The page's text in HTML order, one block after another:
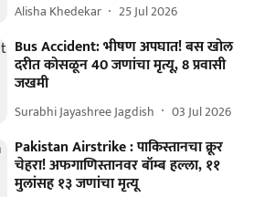
Alisha Khedekar 25 Jul 2026
Bus Accident: भीषण अपघात! बस खोल
दरीत कोसळून 40 जणांचा मृत्यू, 8 प्रवासी
जखमी
Surabhi Jayashree Jagdish 03 Jul 2026
Pakistan Airstrike : पाकिस्तानचा क्रूर
चेहरा! अफगाणिस्तानवर बॉम्ब हल्ला, ११
मुलांसह १३ जणांचा मृत्यू